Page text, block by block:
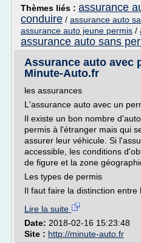
Thèmes liés : assurance
conduire / assurance auto
assurance auto jeune permis /
assurance auto sans
Assurance auto avec
Minute-Auto.fr
les assurances
L'assurance auto avec un
Il existe un bon nombre
permis à l'étranger mais qui
assurer leur véhicule. Si
accessible, les conditions
de figure et la zone
Les types de permis
Il faut faire la distinction entre
Lire la suite
Date: 2018-02-16 15:23:48
Site : http://minute-auto.fr